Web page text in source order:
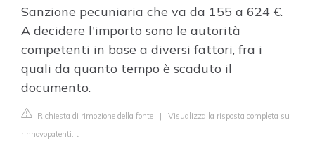
Sanzione pecuniaria che va da 155 a 624 €.
A decidere l'importo sono le autorità
competenti in base a diversi fattori, fra i
quali da quanto tempo è scaduto il
documento.
Richiesta di rimozione della fonte | Visualizza la risposta completa su
rinnovopatenti.it